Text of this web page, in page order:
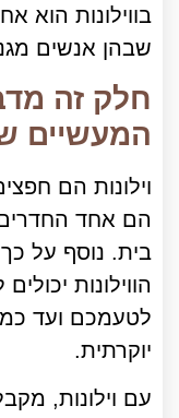
בווילונות הוא
שבהן אנשים
חלק זה
המעשיים
וילונות הם
הם אחד החדרים
בית. נוסף על
הווילונות
לטעמכם ועד
יוקרתית.
עם וילונות,